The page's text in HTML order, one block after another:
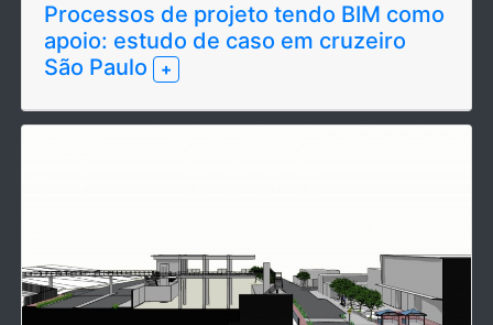
Processos de projeto tendo BIM como
apoio: estudo de caso em cruzeiro
São Paulo
+